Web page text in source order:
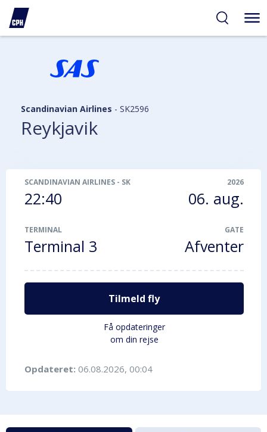
Scandinavian Airlines - SK2596
Reykjavik
SCANDINAVIAN AIRLINES - SK2596
22:40
2026
06. aug.
TERMINAL
Terminal 3
GATE
Afventer
Tilmeld fly
Få opdateringer
om din rejse
Opdateret: 06.08.2026, 00:04